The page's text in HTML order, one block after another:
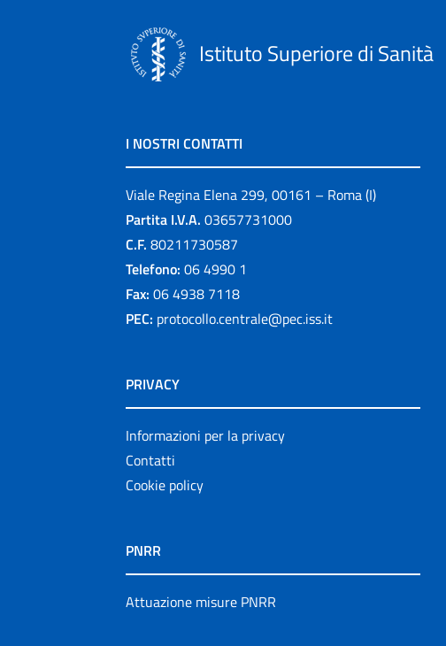
Istituto Superiore di Sanità
I NOSTRI CONTATTI
Viale Regina Elena 299, 00161 – Roma (I)
Partita I.V.A. 03657731000
C.F. 80211730587
Telefono: 06 4990 1
Fax: 06 4938 7118
PEC: protocollo.centrale@pec.iss.it
PRIVACY
Informazioni per la privacy
Contatti
Cookie policy
PNRR
Attuazione misure PNRR